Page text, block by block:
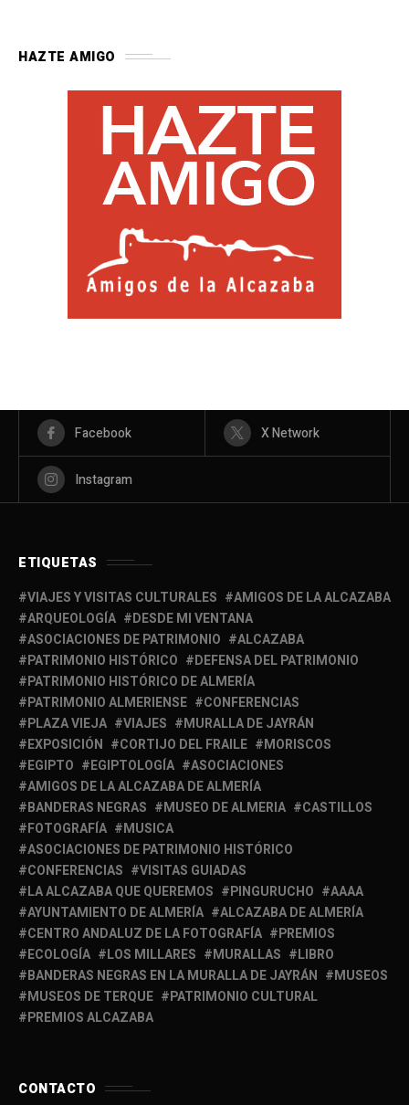
HAZTE AMIGO
Facebook X Network
Instagram
ETIQUETAS
VIAJES Y VISITAS CULTURALES
AMIGOS DE LA ALCAZABA
ARQUEOLOGÍA
DESDE MI VENTANA
ASOCIACIONES DE PATRIMONIO
ALCAZABA
PATRIMONIO HISTÓRICO
DEFENSA DEL PATRIMONIO
PATRIMONIO HISTÓRICO DE ALMERÍA
PATRIMONIO ALMERIENSE
CONFERENCIAS
PLAZA VIEJA
VIAJES
MURALLA DE JAYRÁN
EXPOSICIÓN
CORTIJO DEL FRAILE
MORISCOS
EGIPTO
EGIPTOLOGÍA
ASOCIACIONES
AMIGOS DE LA ALCAZABA DE ALMERÍA
BANDERAS NEGRAS
MUSEO DE ALMERIA
CASTILLOS
FOTOGRAFÍA
MUSICA
ASOCIACIONES DE PATRIMONIO HISTÓRICO
CONFERENCIAS
VISITAS GUIADAS
LA ALCAZABA QUE QUEREMOS
PINGURUCHO
AAAA
AYUNTAMIENTO DE ALMERÍA
ALCAZABA DE ALMERÍA
CENTRO ANDALUZ DE LA FOTOGRAFÍA
PREMIOS
ECOLOGÍA
LOS MILLARES MURALLAS
LIBRO
BANDERAS NEGRAS EN LA MURALLA DE JAYRÁN
MUSEOS
MUSEOS DE TERQUE
PATRIMONIO CULTURAL
PREMIOS ALCAZABA
CONTACTO